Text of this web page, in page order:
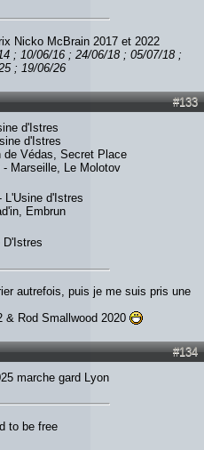
Nicko McBrain 2017 et 2022
; 10/06/16 ; 24/06/18 ; 05/07/18 ;
; 19/06/26
#133
d'Istres
d'Istres
de Védas, Secret Place
- Marseille, Le Molotov
L'Usine d'Istres
Embrun
D'Istres
autrefois, puis je me suis pris une
& Rod Smallwood 2020
#134
marche gard Lyon
to be free